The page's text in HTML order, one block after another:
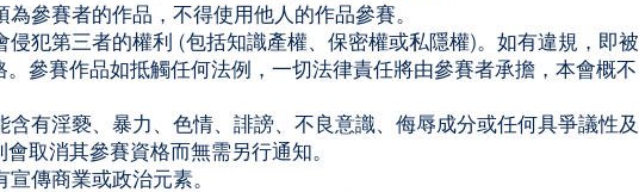
參賽者的作品，不得使用他人的作品參賽。
侵犯第三者的權利 (包括知識產權、保密權或私隱權)。如有違規，即被
參賽作品如抵觸任何法例，一切法律責任將由參賽者承擔，本會概不
含有淫褻、暴力、色情、誹謗、不良意識、侮辱成分或任何具爭議性及
取消其參賽資格而無需另行通知。
傳商業或政治元素。